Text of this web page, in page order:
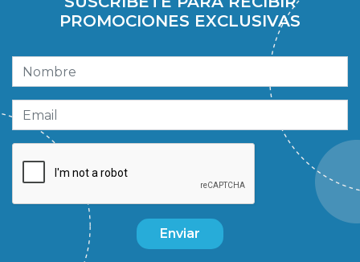
PROMOCIONES EXCLUSIVAS
Enviar